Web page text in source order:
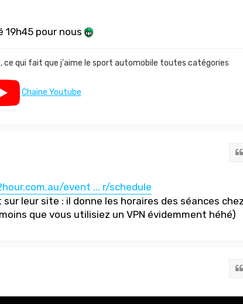
19h45 pour nous
ce qui fait que j'aime le sport automobile toutes catégories
Chaine Youtube
event ... r/schedule
leur site : il donne les horaires des séances chez
que vous utilisiez un VPN évidemment héhé)